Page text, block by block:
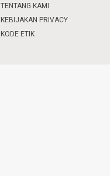
TENTANG KAMI
KEBIJAKAN PRIVACY
KODE ETIK